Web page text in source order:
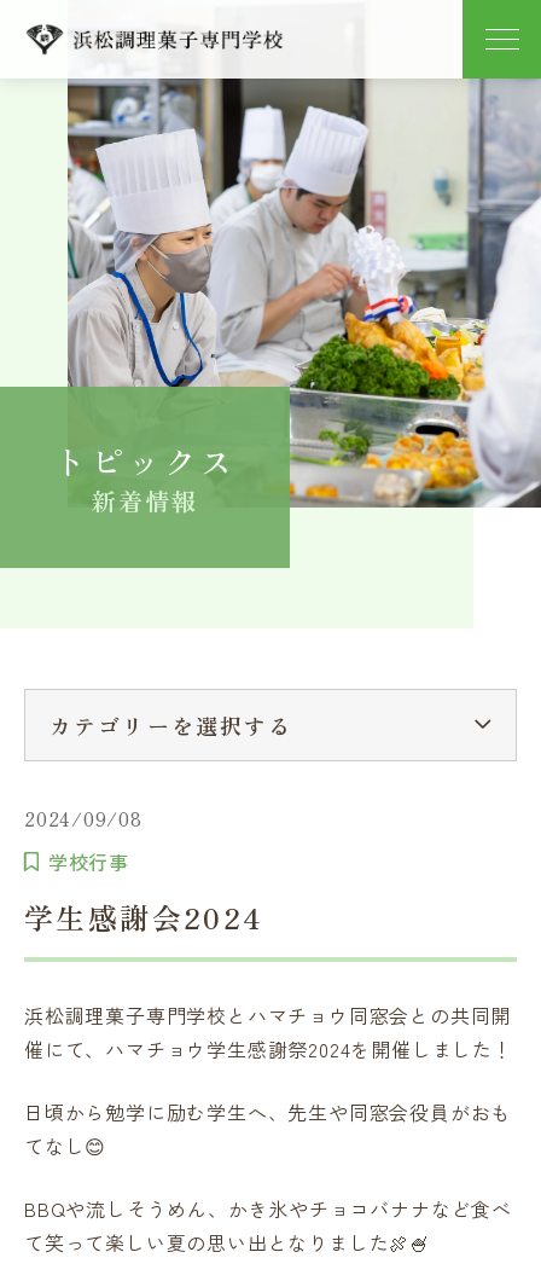
学校紹介
学科紹介
キャンパスライフ
就職
よくある質問
卒業生の方へ在学生へ一般の方へ（教室・講習会）
トピックス
新着情報
2024/09/08
学校行事
学生感謝会2024
浜松調理菓子専門学校とハマチョウ同窓会との共同開
催にて、ハマチョウ学生感謝祭2024を開催しました！
日頃から勉学に励む学生へ、先生や同窓会役員がおも
てなし😊
BBQや流しそうめん、かき氷やチョコバナナなど食べ
て笑って楽しい夏の思い出となりました🍖🍧
カテゴリーを選択する